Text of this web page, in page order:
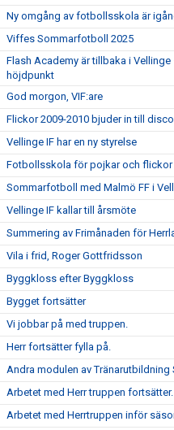
Ny omgång av fotbollsskola är
Viffes Sommarfotboll 2025
Flash Academy är tillbaka i
höjdpunkt
God morgon, VIF:are
Flickor 2009-2010 bjuder in till disco
Vellinge IF har en ny styrelse
Fotbollsskola för pojkar och
Sommarfotboll med Malmö FF i
Vellinge IF kallar till årsmöte
Summering av Frimånaden för
Vila i frid, Roger Gottfridsson
Byggkloss efter Byggkloss
Bygget fortsätter
Vi jobbar på med truppen.
Herr fortsätter fylla på.
Andra modulen av Tränarutbildning
Arbetet med Herr truppen fortsätter.
Arbetet med Herrtruppen inför